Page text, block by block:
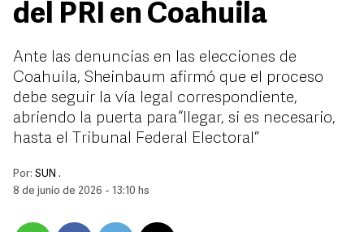
del PRI en Coahuila
Ante las denuncias en las elecciones de
Coahuila, Sheinbaum afirmó que el proceso
debe seguir la vía legal correspondiente,
abriendo la puerta para “llegar, si es necesario,
hasta el Tribunal Federal Electoral”
Por: SUN .
8 de junio de 2026 - 13:10 hs